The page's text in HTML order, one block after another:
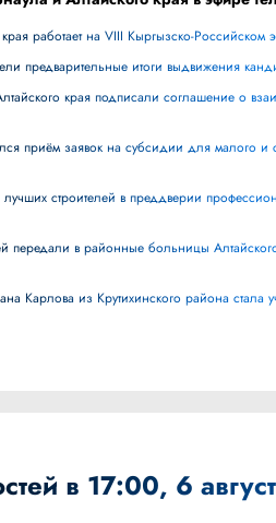
края работает на VIII Кыргызско-
предварительные итоги выдвижения
в 17:00, 6